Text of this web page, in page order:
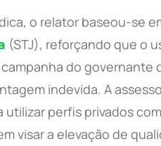
o relator baseou-se
(STJ), reforçando que o
do governante
indevida. A
perfis privados
visar a elevação de